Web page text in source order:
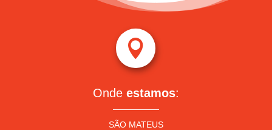

Onde estamos:
SÃO MATEUS